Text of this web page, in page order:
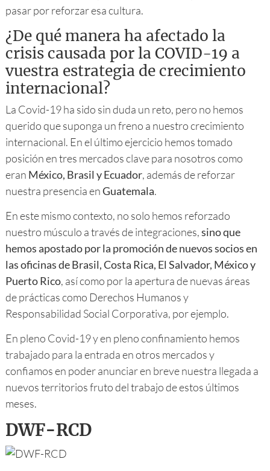
pasar por reforzar esa cultura.
¿De qué manera ha afectado la
crisis causada por la COVID-19 a
vuestra estrategia de crecimiento
internacional?
La Covid-19 ha sido sin duda un reto, pero no hemos
querido que suponga un freno a nuestro crecimiento
internacional. En el último ejercicio hemos tomado
posición en tres mercados clave para nosotros como
eran México, Brasil y Ecuador, además de reforzar
nuestra presencia enGuatemala.
En este mismo contexto, no solo hemos reforzado
nuestro músculo a través de integraciones,sino que
hemos apostado por la promoción de nuevos socios en
las oficinas de Brasil, Costa Rica, El Salvador, México y
Puerto Rico, así como por la apertura de nuevas áreas
de prácticas como Derechos Humanos y
Responsabilidad Social Corporativa, por ejemplo.
En pleno Covid-19 y en pleno confinamiento hemos
trabajado para la entrada en otros mercados y
confiamos en poder anunciar en breve nuestra llegada a
nuevos territorios fruto del trabajo de estos últimos
meses.
DWF-RCD